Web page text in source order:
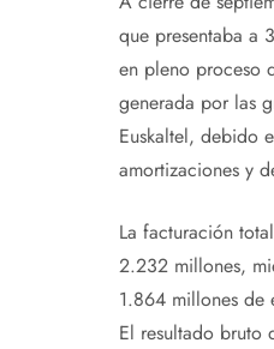
que presentaba a
en pleno proceso
generada por las
Euskaltel, debido
amortizaciones y
La facturación
2.232 millones,
1.864 millones de
El resultado bruto